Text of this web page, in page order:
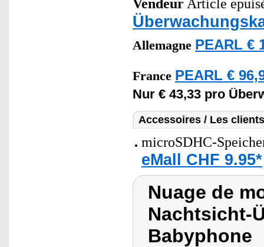
Vendeur Article
Allemagne PEARL €
France PEARL €
Nur € 43,33 pro
Accessoires / Les
microSDHC-
eMall CHF 9.95*
Nuage de
Nachtsicht-
Babyphone